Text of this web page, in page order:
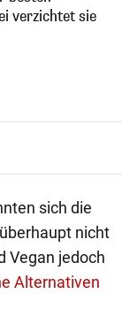
verzichtet sie
sich die
nicht
Vegan jedoch
Alternativen